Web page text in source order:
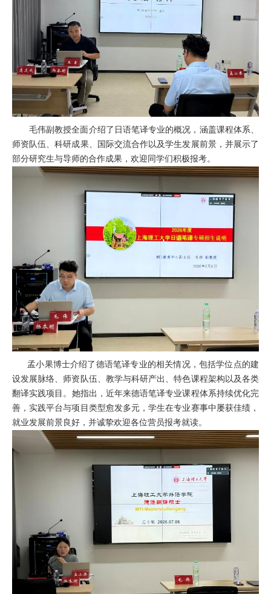
毛伟副教授全面介绍了日语笔译专业的概况 ，涵盖课程体系、
师资队伍、科研成果、国际交流合作以及学生发展前景，并展示了
部分研究生与导师的合作成果，欢迎同学们积极报考。
孟小果博士介绍了德语笔译专业的相关情况，包括学位点的建
设发展脉络、师资队伍、教学与科研产出、特色课程架构以及各类
翻译实践项目。 她指出，近年来德语笔译专业课程体系持续优化完
善，实践平台与项目类型愈发多元，学生在专业赛事中屡获佳绩，
就业发展前景 良好， 并诚挚欢迎各位营员报考就读。